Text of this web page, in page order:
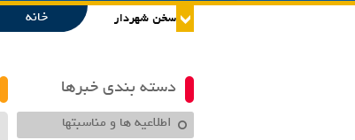
خانه
دسته بندی خبرها
اطلاعیه ها و مناسبتها